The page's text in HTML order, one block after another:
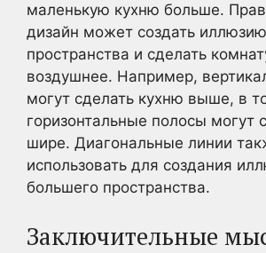
маленькую кухню больше.
дизайн может создать
пространства и сделать
воздушнее. Например,
могут сделать кухню выше, в
горизонтальные полосы могут
шире. Диагональные линии
использовать для создания
большего пространства.
Заключительные